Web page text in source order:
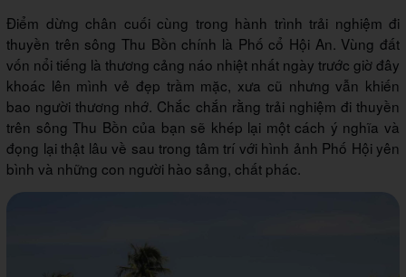
Điểm dừng chân cuối cùng trong hành trình trải nghiệm đi
thuyền trên sông Thu Bồn chính là Phố cổ Hội An. Vùng đất
vốn nổi tiếng là thương cảng náo nhiệt nhất ngày trước giờ đây
khoác lên mình vẻ đẹp trầm mặc, xưa cũ nhưng vẫn khiến
bao người thương nhớ. Chắc chắn rằng trải nghiệm đi thuyền
trên sông Thu Bồn của bạn sẽ khép lại một cách ý nghĩa và
đọng lại thật lâu về sau trong tâm trí với hình ảnh Phố Hội yên
bình và những con người hào sảng, chất phác.